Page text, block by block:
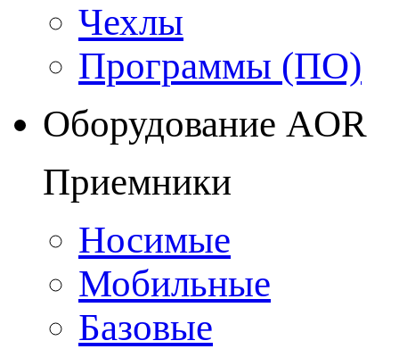
Чехлы
Программы (ПО)
Оборудование AOR
Приемники
Носимые
Мобильные
Базовые